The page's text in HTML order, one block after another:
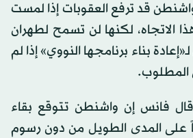
قد ترفع العقوبات إذا لمست
الاتجاه، لكنها لن تسمح لطهران
بناء برنامجها النووي» إذا لم
المطلوب.
فانس إن واشنطن تتوقع بقاء
المدى الطويل من دون رسوم